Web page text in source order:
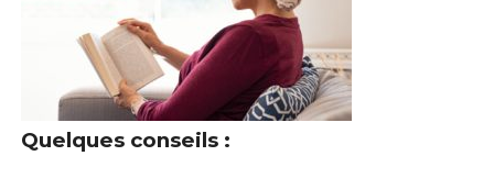
Quelques conseils :